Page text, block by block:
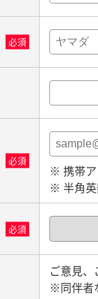
必須
必須
※ 携帯
※ 半角英
必須
ご意見、
※同伴者